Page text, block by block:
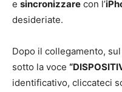
e sincronizzare con l’
desideriate.
Dopo il collegamento,
sotto la voce
identificativo, cliccateci